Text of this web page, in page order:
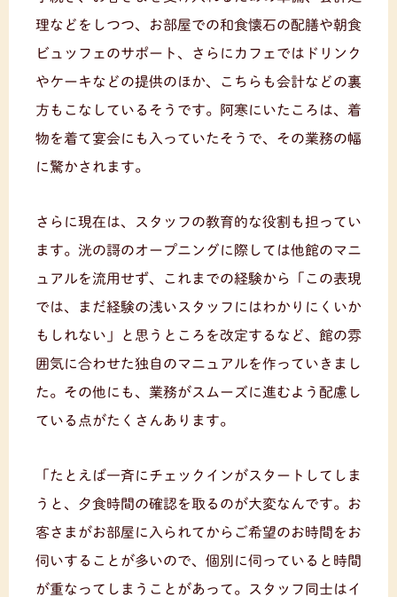
理などをしつつ、お部屋での和食懐石の配膳や朝食
ビュッフェのサポート、さらにカフェではドリンク
やケーキなどの提供のほか、こちらも会計などの裏
方もこなしているそうです。阿寒にいたころは、着
物を着て宴会にも入っていたそうで、その業務の幅
に驚かされます。
さらに現在は、スタッフの教育的な役割も担ってい
ます。洸の謌のオープニングに際しては他館のマニ
ュアルを流用せず、これまでの経験から「この表現
では、まだ経験の浅いスタッフにはわかりにくいか
もしれない」と思うところを改定するなど、館の雰
囲気に合わせた独自のマニュアルを作っていきまし
た。その他にも、業務がスムーズに進むよう配慮し
ている点がたくさんあります。
「たとえば一斉にチェックインがスタートしてしま
うと、夕食時間の確認を取るのが大変なんです。お
客さまがお部屋に入られてからご希望のお時間をお
伺いすることが多いので、個別に伺っていると時間
が重なってしまうことがあって。スタッフ同士はイ